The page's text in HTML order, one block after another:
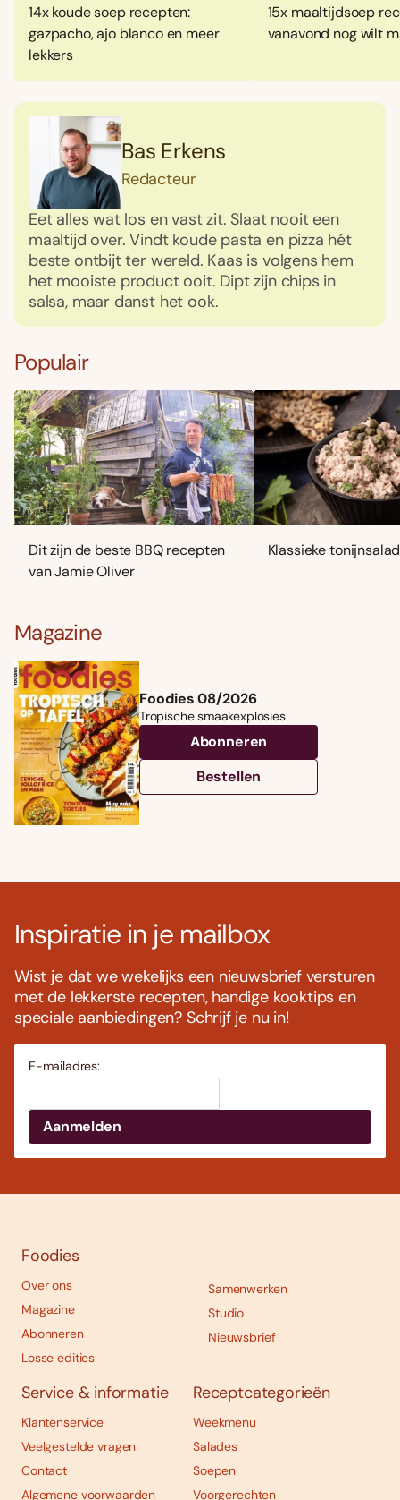
14x koude soep recepten:
gazpacho, ajo blanco en meer
lekkers
15x maaltijdsoep
vanavond nog wilt
Bas Erkens
Redacteur
Eet alles wat los en vast zit. Slaat nooit een
maaltijd over. Vindt koude pasta en pizza hét
beste ontbijt ter wereld. Kaas is volgens hem
het mooiste product ooit. Dipt zijn chips in
salsa, maar danst het ook.
Populair
Dit zijn de beste BBQ recepten
van Jamie Oliver
Klassieke
Magazine
Foodies 08/2026
Tropische smaakexplosies
Abonneren
Bestellen
Inspiratie in je mailbox
Wist je dat we wekelijks een nieuwsbrief versturen
met de lekkerste recepten, handige kooktips en
speciale aanbiedingen? Schrijf je nu in!
E-mailadres:
Foodies
Over ons
Magazine
Abonneren
Losse edities
Samenwerken
Studio
Nieuwsbrief
Service & informatie
Klantenservice
Veelgestelde vragen
Contact
Algemene voorwaarden
Receptcategorieën
Weekmenu
Salades
Soepen
Voorgerechten